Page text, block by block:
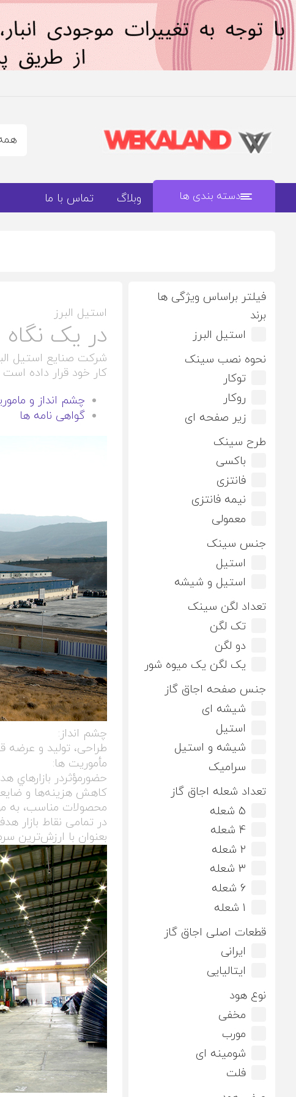
دسته بندی ها وبلاگ تماس با ما
فیلتر براساس ویژگی ها
برند
استیل البرز
نحوه نصب سینک
توکار
روکار
زیر صفحه ای
طرح سینک
باکسی
فانتزی
نیمه فانتزی
معمولی
جنس سینک
استیل
استیل و شیشه
تعداد لگن سینک
تک لگن
دو لگن
یک لگن یک میوه شور
جنس صفحه اجاق گاز
شیشه ای
استیل
شیشه و استیل
سرامیک
تعداد شعله اجاق گاز
5 شعله
4 شعله
2 شعله
3 شعله
6 شعله
1 شعله
قطعات اصلی اجاق گاز
ایرانی
ایتالیایی
نوع هود
مخفی
مورب
شومینه ای
فلت
استيل البرز
در یک نگاه
شرکت صنایع استیل
کار خود قرار داده
چشم انداز و
گواهی نامه ها
چشم انداز:
طراحی، تولید و
مأموریت ها:
حضورمؤثردر
كاهش هزينه‌ها و
محصولات مناسب، به
در تمامی نقاط بازار
بعنوان با ارزش‌ترين